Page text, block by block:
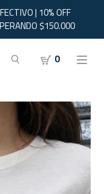
| 10% OFF
$150.000
0